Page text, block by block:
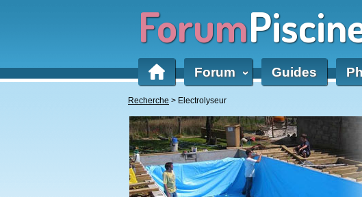
Forum
Forum ‹ Guides
Recherche > Electrolyseur